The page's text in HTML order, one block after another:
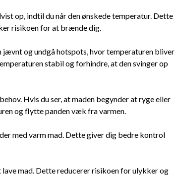
op, indtil du når den ønskede temperatur. Dette
risikoen for at brænde dig.
jævnt og undgå hotspots, hvor temperaturen bliver
stabil og forhindre, at den svinger op
Hvis du ser, at maden begynder at ryge eller
og flytte panden væk fra varmen.
med varm mad. Dette giver dig bedre kontrol
mad. Dette reducerer risikoen for ulykker og